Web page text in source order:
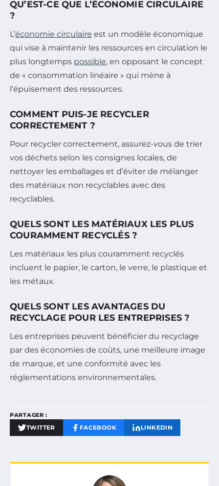
QU’EST-CE QUE L’ÉCONOMIE CIRCULAIRE
?
L’économie circulaire est un modèle économique
qui vise à maintenir les ressources en circulation le
plus longtemps possible, en opposant le concept
de « consommation linéaire » qui mène à
l’épuisement des ressources.
COMMENT PUIS-JE RECYCLER
CORRECTEMENT ?
Pour recycler correctement, assurez-vous de trier
vos déchets selon les consignes locales, de
nettoyer les emballages et d’éviter de mélanger
des matériaux non recyclables avec des
recyclables.
QUELS SONT LES MATÉRIAUX LES PLUS
COURAMMENT RECYCLÉS ?
Les matériaux les plus couramment recyclés
incluent le papier, le carton, le verre, le plastique et
les métaux.
QUELS SONT LES AVANTAGES DU
RECYCLAGE POUR LES ENTREPRISES ?
Les entreprises peuvent bénéficier du recyclage
par des économies de coûts, une meilleure image
de marque, et une conformité avec les
réglementations environnementales.
PARTAGER :
TWITTER FACEBOOK LINKEDIN